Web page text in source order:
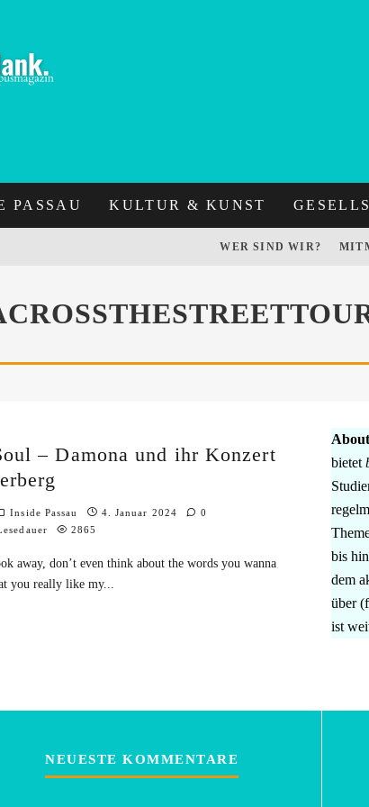
PASSAU KULTUR & KUNST
WER SIND WIR?
– Damona und ihr Konzert
Inside Passau 4. Januar 2024
0
2865
away, don’t even think about the words you wanna
you really like my...
bietet
bis
dem
über
ist
NEUESTE KOMMENTARE